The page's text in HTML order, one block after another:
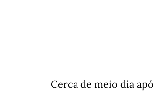
Cerca de meio dia